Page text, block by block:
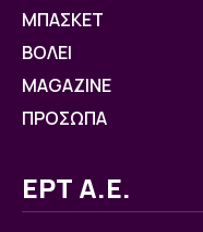
ΜΠΑΣΚΕΤ
ΒOΛΕΙ
MAGAZINE
ΠΡΟΣΩΠΑ
ΕΡΤ Α.Ε.